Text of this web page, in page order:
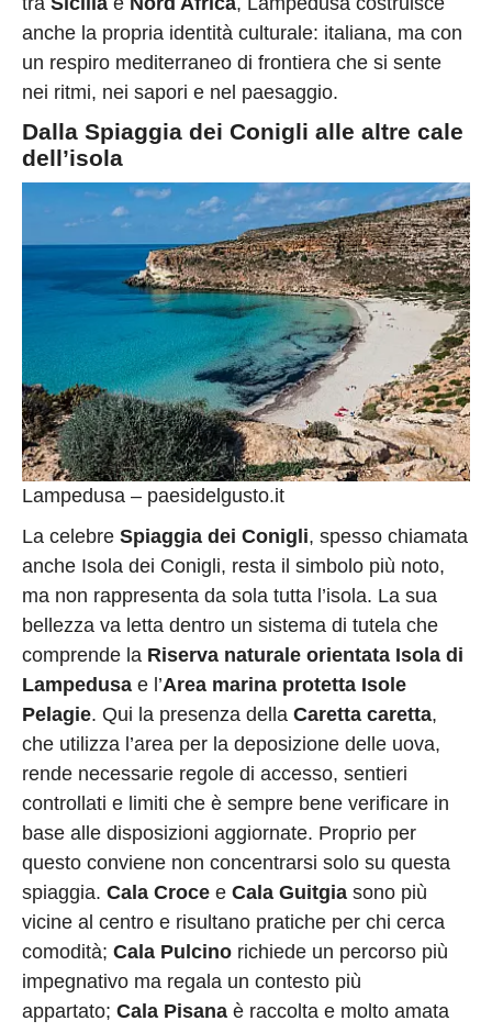
anche la propria identità culturale: italiana, ma con
un respiro mediterraneo di frontiera che si sente
nei ritmi, nei sapori e nel paesaggio.
Dalla Spiaggia dei Conigli alle altre cale
dell’isola
Lampedusa – paesidelgusto.it
La celebre Spiaggia dei Conigli, spesso chiamata
anche Isola dei Conigli, resta il simbolo più noto,
ma non rappresenta da sola tutta l’isola. La sua
bellezza va letta dentro un sistema di tutela che
comprende la Riserva naturale orientata Isola di
Lampedusa e l’Area marina protetta Isole
Pelagie. Qui la presenza della Caretta caretta,
che utilizza l’area per la deposizione delle uova,
rende necessarie regole di accesso, sentieri
controllati e limiti che è sempre bene verificare in
base alle disposizioni aggiornate. Proprio per
questo conviene non concentrarsi solo su questa
spiaggia. Cala Croce e Cala Guitgia sono più
vicine al centro e risultano pratiche per chi cerca
comodità; Cala Pulcino richiede un percorso più
impegnativo ma regala un contesto più
appartato; Cala Pisana è raccolta e molto amata